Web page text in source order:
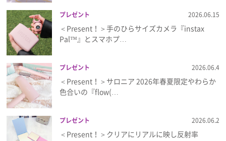
プレゼント 2026.06.15
＜Present！＞手のひらサイズカメラ『instax
Pal™』とスマホプ…
プレゼント 2026.06.4
＜Present！＞サロニア 2026年春夏限定やわらか
色合いの『flow(…
プレゼント 2026.06.2
＜Present！＞クリアにリアルに映し反射率